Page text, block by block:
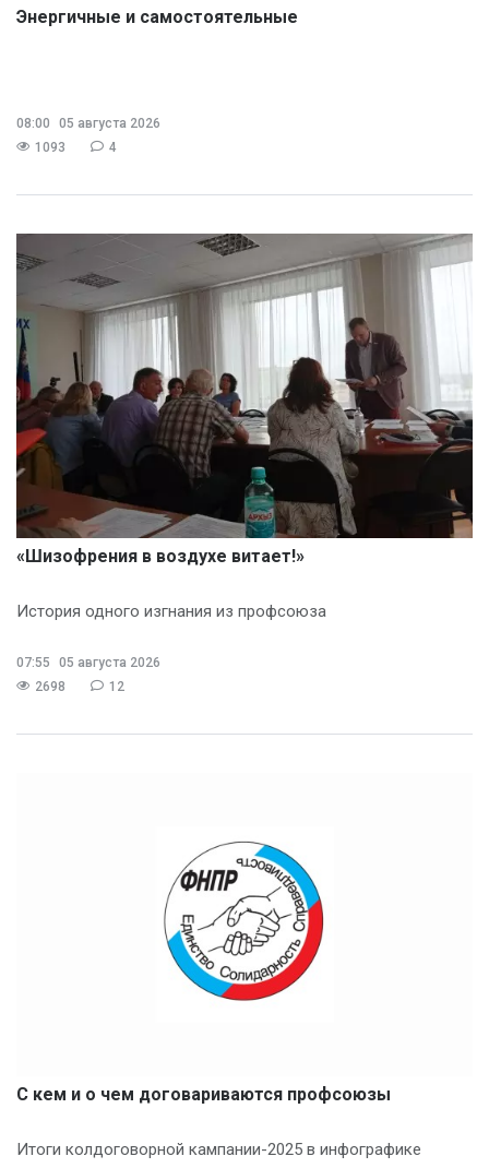
Энергичные и самостоятельные
08:00
05 августа 2026
1093
4
«Шизофрения в воздухе витает!»
История одного изгнания из профсоюза
07:55
05 августа 2026
2698
12
С кем и о чем договариваются профсоюзы
Итоги колдоговорной кампании-2025 в инфографике